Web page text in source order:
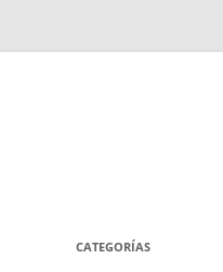
CATEGORÍAS